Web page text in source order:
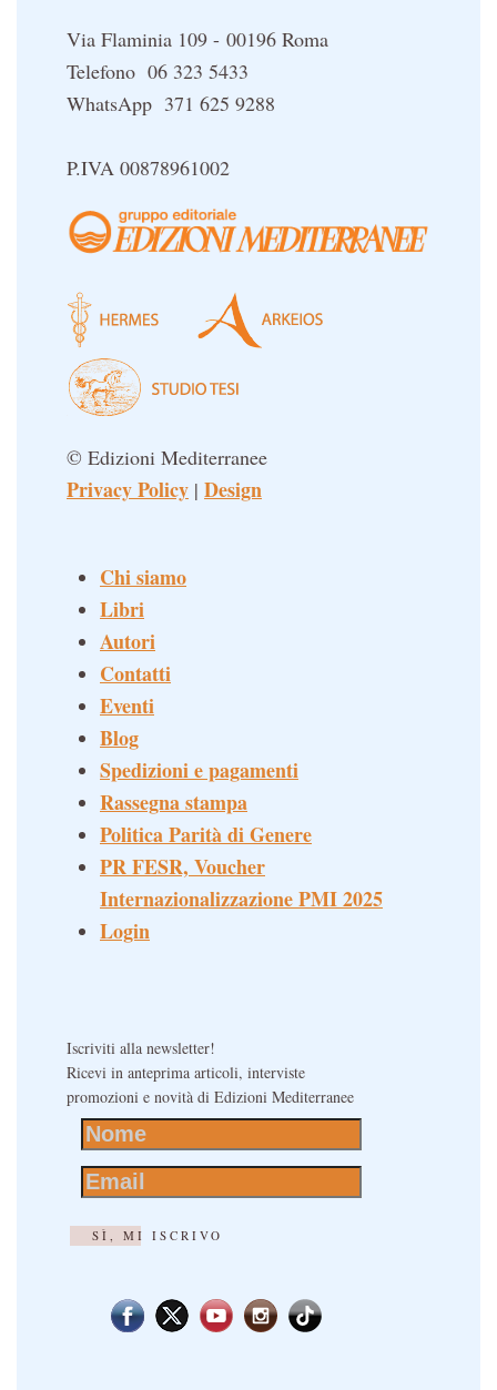
Via Flaminia 109 - 00196 Roma
Telefono 06 323 5433
WhatsApp 371 625 9288
P.IVA 00878961002
© Edizioni Mediterranee
Privacy Policy | Design
Chi siamo
Libri
Autori
Contatti
Eventi
Blog
Spedizioni e pagamenti
Rassegna stampa
Politica Parità di Genere
PR FESR, Voucher
Internazionalizzazione PMI 2025
Login
Iscriviti alla newsletter!
Ricevi in anteprima articoli, interviste
promozioni e novità di Edizioni Mediterranee
SÌ, MI ISCRIVO